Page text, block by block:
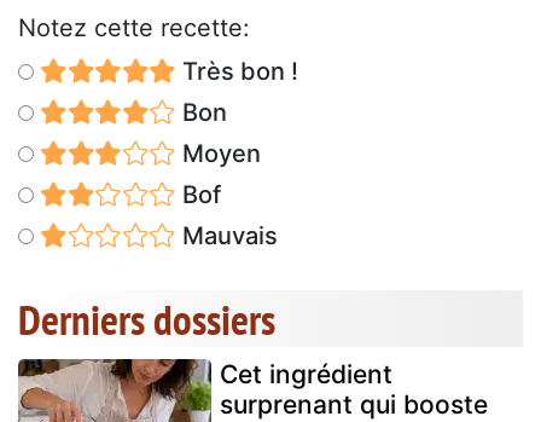
Notez cette recette:
Très bon !
Bon
Moyen
Bof
Mauvais
Derniers dossiers
Cet ingrédient
surprenant qui booste